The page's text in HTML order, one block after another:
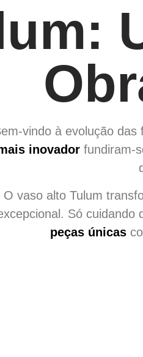
vindo à evolução das
inovador fundiram-
O vaso alto Tulum
Só cuidando
peças únicas